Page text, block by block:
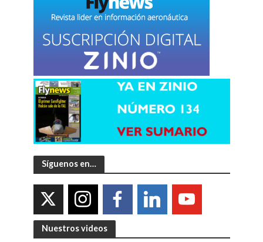
Síguenos en…
Nuestros videos